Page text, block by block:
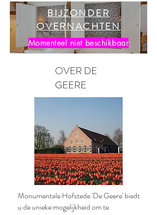
OVER DE
GEERE
Monumentale Hofstede 'De Geere' biedt
u de unieke mogelijkheid om te
BIJZONDER
OVERNACHTEN
Momenteel niet beschikbaar